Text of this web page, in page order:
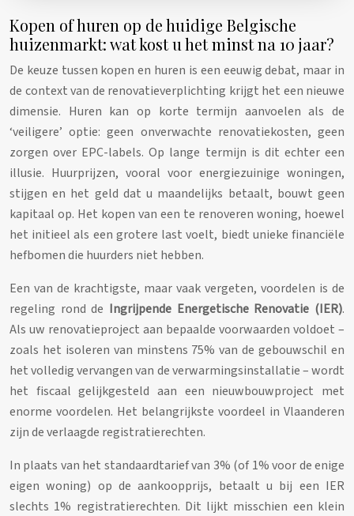
Kopen of huren op de huidige Belgische
huizenmarkt: wat kost u het minst na 10 jaar?
De keuze tussen kopen en huren is een eeuwig debat, maar in
de context van de renovatieverplichting krijgt het een nieuwe
dimensie. Huren kan op korte termijn aanvoelen als de
‘veiligere’ optie: geen onverwachte renovatiekosten, geen
zorgen over EPC-labels. Op lange termijn is dit echter een
illusie. Huurprijzen, vooral voor energiezuinige woningen,
stijgen en het geld dat u maandelijks betaalt, bouwt geen
kapitaal op. Het kopen van een te renoveren woning, hoewel
het initieel als een grotere last voelt, biedt unieke financiële
hefbomen die huurders niet hebben.
Een van de krachtigste, maar vaak vergeten, voordelen is de
regeling rond de Ingrijpende Energetische Renovatie (IER).
Als uw renovatieproject aan bepaalde voorwaarden voldoet –
zoals het isoleren van minstens 75% van de gebouwschil en
het volledig vervangen van de verwarmingsinstallatie – wordt
het fiscaal gelijkgesteld aan een nieuwbouwproject met
enorme voordelen. Het belangrijkste voordeel in Vlaanderen
zijn de verlaagde registratierechten.
In plaats van het standaardtarief van 3% (of 1% voor de enige
eigen woning) op de aankoopprijs, betaalt u bij een IER
slechts 1% registratierechten. Dit lijkt misschien een klein